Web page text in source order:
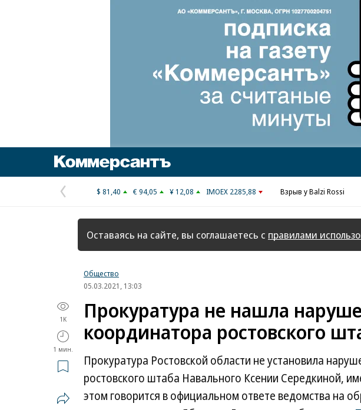
Реклама
Предыдущая
страница
$ 81,40 € 94,05 ¥ 12,08 IMOEX 2285,88 Взрыв у Balzi Rossi
Оставаясь на сайте, вы соглашаетесь с правилами
Общество
05.03.2021, 13:03
1K
1 мин.
Прокуратура не нашла
координатора ростовского
Прокуратура Ростовской области не установила
ростовского штаба Навального Ксении Середкиной,
этом говорится в официальном ответе ведомства на